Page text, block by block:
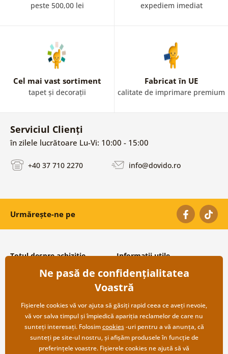
peste 500,00 lei expediem imediat
Cel mai vast sortiment
tapet și decorații
Fabricat în UE
calitate de imprimare premium
Serviciul Clienți
în zilele lucrătoare Lu-Vi: 10:00 - 15:00
+40 37 710 2270 info@dovido.ro
Urmărește-ne pe
Totul despre achiziție
Condiții și termeni generali
Protecția datelor personale
Transport și modalități de plată
Returnare
Informații utile
Despre noi
Întrebări frecvente
Contacte
Cooperare angro
Ne pasă de confidențialitatea
Voastră
Fișierele cookies vă vor ajuta să găsiți rapid ceea ce aveți nevoie,
vă vor salva timpul și împiedică apariția reclamelor de care nu
sunteți interesați. Folosimcookies-uri pentru a vă anunța, că
sunteți pe site-ul nostru, și afișăm produsele în funcție de
preferințele voastre. Fișierele cookies ne ajută să vă